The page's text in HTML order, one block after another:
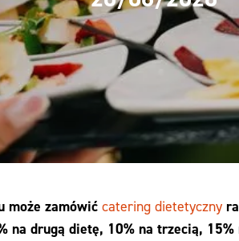
może zamówić catering dietetyczny
na drugą dietę, 10% na trzecią,